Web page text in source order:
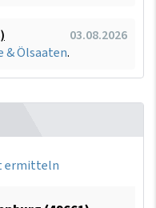
03.08.2026
& Ölsaaten.
ermitteln